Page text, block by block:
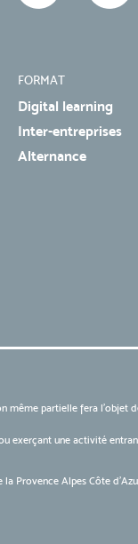
FORMAT
Digital learning
Inter-entreprises
Alternance
même partielle fera l'objet
exerçant une activité
Provence Alpes Côte